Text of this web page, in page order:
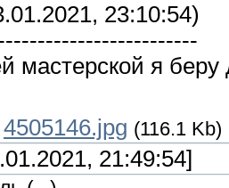
23:10:54)
мастерской я
4505146.jpg (116.1 Kb)
21:49:54]